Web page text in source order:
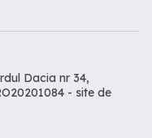
Dacia nr 34,
- site de